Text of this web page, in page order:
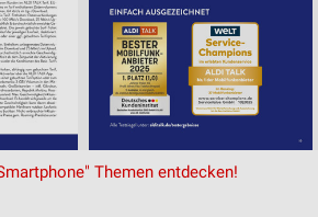
Themen entdecken!
Informationen identifizieren